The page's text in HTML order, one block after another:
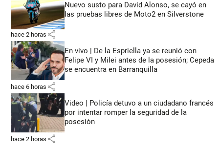
Nuevo susto para David Alonso, se cayó en
las pruebas libres de Moto2 en Silverstone
hace 2 horas share
En vivo | De la Espriella ya se reunió con
Felipe VI y Milei antes de la posesión; Cepeda
se encuentra en Barranquilla
hace 6 horas share
Video | Policía detuvo a un ciudadano francés
por intentar romper la seguridad de la
posesión
hace 2 horas share